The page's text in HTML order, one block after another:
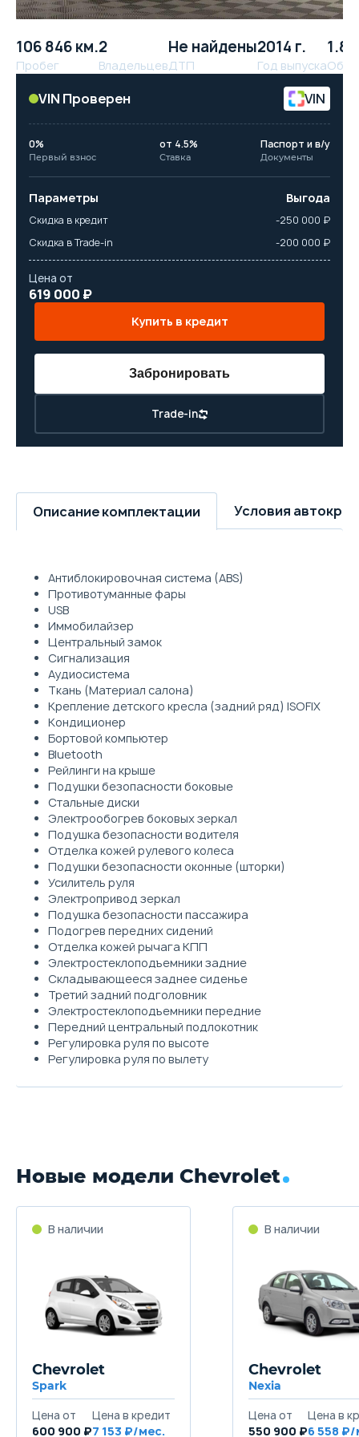
106 846 км.
Пробег
2
Владельцев
Не найдены
ДТП
2014 г.
Год выпуска
1.8
VIN Проверен VIN
0%
Первый взнос
от 4.5%
Ставка
Паспорт и в/у
Документы
Параметры Выгода
Скидка в кредит
-250 000 ₽
Скидка в Trade-in
-200 000 ₽
Цена от
619 000 ₽
Купить в кредит
Trade-in
Забронировать
Описание комплектации Условия
Антиблокировочная система (ABS)
Противотуманные фары
USB
Иммобилайзер
Центральный замок
Сигнализация
Аудиосистема
Ткань (Материал салона)
Крепление детского кресла (задний ряд) ISOFIX
Кондиционер
Бортовой компьютер
Bluetooth
Рейлинги на крыше
Подушки безопасности боковые
Стальные диски
Электрообогрев боковых зеркал
Подушка безопасности водителя
Отделка кожей рулевого колеса
Подушки безопасности оконные (шторки)
Усилитель руля
Электропривод зеркал
Подушка безопасности пассажира
Подогрев передних сидений
Отделка кожей рычага КПП
Электростеклоподъемники задние
Складывающееся заднее сиденье
Третий задний подголовник
Электростеклоподъемники передние
Передний центральный подлокотник
Регулировка руля по высоте
Регулировка руля по вылету
Новые модели Chevrolet
Chevrolet
Spark
600 900 ₽7 153
Chevrolet
Nexia
550 900 ₽6 558